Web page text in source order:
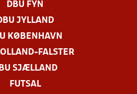
DBU FYN
JYLLAND
KØBENHAVN
FALSTER
SJÆLLAND
FUTSAL